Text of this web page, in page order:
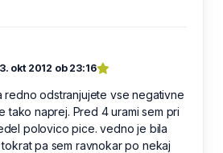
okt 2012 ob 23:16
redno odstranjujete vse negativne
tako naprej. Pred 4 urami sem pri
polovico pice. vedno je bila
pa sem ravnokar po nekaj